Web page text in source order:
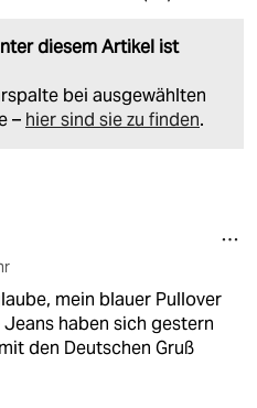
diesem Artikel ist
bei ausgewählten
– hier sind sie zu finden.
mein blauer Pullover
haben sich gestern
den Deutschen Gruß